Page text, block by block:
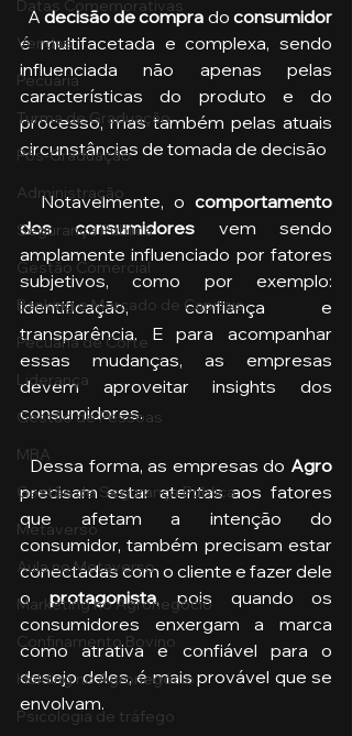
Datas Comemorativas
Vendas
Pecuária
Turma de Graduação
Pós-Graduação
Administração
Segurança Publica
Gestão Comercial
Banking e Mercado de Capitais
Pecuária de Corte
Liderança
Gestão de Pessoas
MBA
Gestão de Segurança Publica
Metaverso
Aula no Metaverso
Marketing no Agronegócio
Confinamento Bovino
Holding no Agronegócio
Psicologia de tráfego
  A
decisão de compra do
é multifacetada e complexa, sendo
influenciada não apenas pelas
características do produto e do
processo, mas também pelas atuais
circunstâncias de tomada de decisão
  Notavelmente, o
comportamento
dos consumidores vem sendo
amplamente influenciado por fatores
subjetivos, como por exemplo:
identificação, confiança e
transparência. E para acompanhar
essas mudanças, as empresas
devem aproveitar insights dos
consumidores.
  Dessa forma, as empresas do
Agro
precisam estar atentas aos fatores
que afetam a intenção do
consumidor, também precisam estar
conectadas com o cliente e fazer dele
o protagonista, pois quando os
consumidores enxergam a marca
como atrativa e confiável para o
desejo deles, é mais provável que se
envolvam.